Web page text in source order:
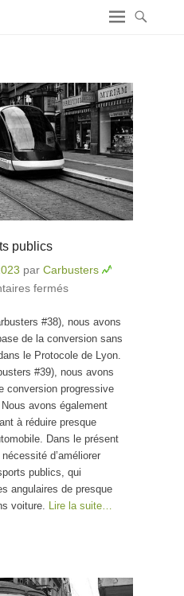
publics
par Carbusters
fermés
transports
publics
#38), nous avons
de la conversion sans
le Protocole de Lyon.
#39), nous avons
conversion progressive
avons également
à réduire presque
Dans le présent
d’améliorer
publics, qui
angulaires de presque
voiture.
Lire la suite…